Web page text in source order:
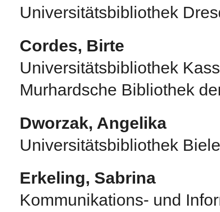
Universitätsbibliothek
Cordes, Birte
Universitätsbibliothek
Murhardsche Bibliothek
Dworzak, Angelika
Universitätsbibliothek
Erkeling, Sabrina
Kommunikations- und